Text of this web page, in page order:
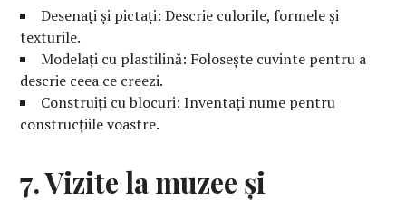
Desenați și pictați: Descrie culorile, formele și
texturile.
Modelați cu plastilină: Folosește cuvinte pentru a
descrie ceea ce creezi.
Construiți cu blocuri: Inventați nume pentru
construcțiile voastre.
7. Vizite la muzee și